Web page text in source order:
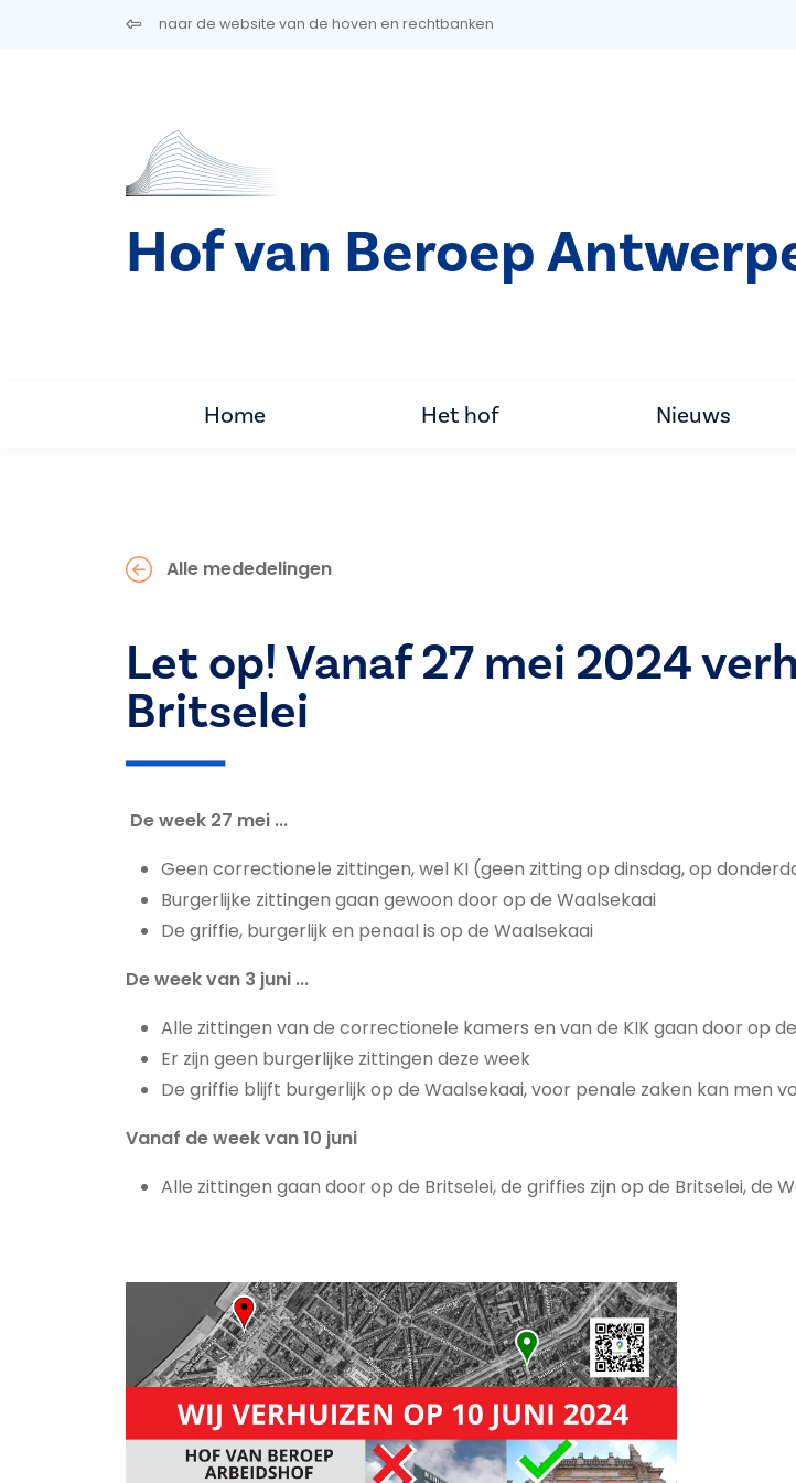
Overslaan en naar de inhoud gaannaar de website van de hoven en rechtbanken
Hof van Beroep
Home Het hof Nieuws
Alle mededelingen
Let op! Vanaf 27 mei 2024
Britselei
De week 27 mei ...
Geen correctionele zittingen, wel KI (geen zitting op dinsdag, op
Burgerlijke zittingen gaan gewoon door op de Waalsekaai
De griffie, burgerlijk en penaal is op de Waalsekaai
De week van 3 juni ...
Alle zittingen van de correctionele kamers en van de KIK gaan door op
Er zijn geen burgerlijke zittingen deze week
De griffie blijft burgerlijk op de Waalsekaai, voor penale zaken kan men
Vanaf de week van 10 juni
Alle zittingen gaan door op de Britselei, de griffies zijn op de Britselei, de